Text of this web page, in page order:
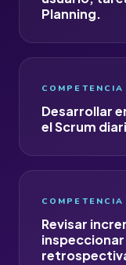
Planning.
COMPETENCIA
Desarrollar
el Scrum
COMPETENCIA
Revisar